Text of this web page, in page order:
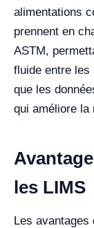
alimentations
prennent en
ASTM,
fluide entre les
que les
qui améliore la
les LIMS
Les avantages